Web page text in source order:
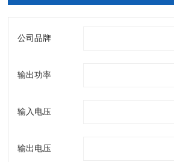
公司品牌
输出功率
输入电压
输出电压